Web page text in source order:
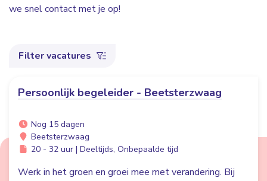
we snel contact met je op!
Filter vacatures
Persoonlijk begeleider - Beetsterzwaag
Nog 15 dagen
Beetsterzwaag
20 - 32 uur | Deeltijds, Onbepaalde tijd
Werk in het groen en groei mee met verandering. Bij